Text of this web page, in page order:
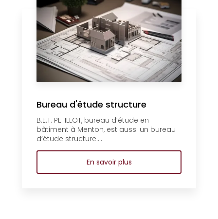
Bureau d'étude structure
B.E.T. PETILLOT, bureau d’étude en
bâtiment à Menton, est aussi un bureau
d’étude structure....
En savoir plus